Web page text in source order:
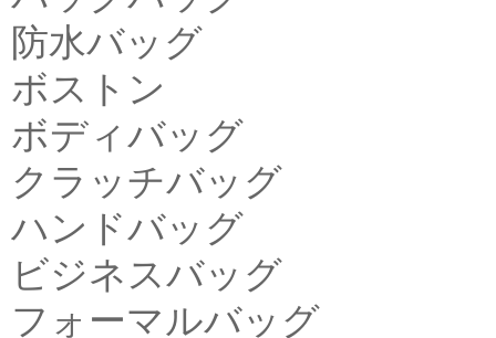
防水バッグ
ボストン
ボディバッグ
クラッチバッグ
ハンドバッグ
ビジネスバッグ
フォーマルバッグ